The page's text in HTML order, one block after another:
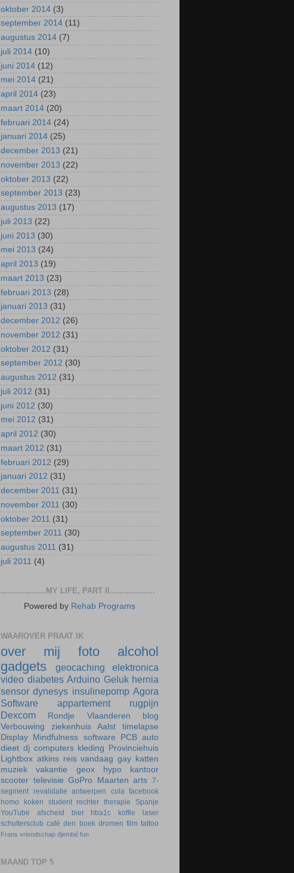
oktober 2014 (3)
september 2014 (11)
augustus 2014 (7)
juli 2014 (10)
juni 2014 (12)
mei 2014 (21)
april 2014 (23)
maart 2014 (20)
februari 2014 (24)
januari 2014 (25)
december 2013 (21)
november 2013 (22)
oktober 2013 (22)
september 2013 (23)
augustus 2013 (17)
juli 2013 (22)
juni 2013 (30)
mei 2013 (24)
april 2013 (19)
maart 2013 (23)
februari 2013 (28)
januari 2013 (31)
december 2012 (26)
november 2012 (31)
oktober 2012 (31)
september 2012 (30)
augustus 2012 (31)
juli 2012 (31)
juni 2012 (30)
mei 2012 (31)
april 2012 (30)
maart 2012 (31)
februari 2012 (29)
januari 2012 (31)
december 2011 (31)
november 2011 (30)
oktober 2011 (31)
september 2011 (30)
augustus 2011 (31)
juli 2011 (4)
...................MY LIFE, PART II...................
Powered by Rehab Programs
WAAROVER PRAAT IK
over mij foto
alcohol
gadgets
geocaching
elektronica
video diabetes Arduino Geluk hernia
sensor dynesys insulinepomp Agora
Software
appartement
rugpijn
Dexcom
Rondje Vlaanderen
blog
Verbouwing
ziekenhuis Aalst
timelapse
Display
Mindfulness software PCB auto
dieet dj computers kleding
Provinciehuis
Lightbox atkins reis vandaag gay katten
muziek
vakantie geox hypo
kantoor
scooter televisie GoPro Maarten arts 7-
segment revalidatie antwerpen cola facebook
homo
koken student rechter therapie
Spanje
YouTube
afscheid bier hba1c koffie
laser
schuttersclub café den boek dromen film tattoo
Frans vriendschap djembé fun
MAAND TOP 5